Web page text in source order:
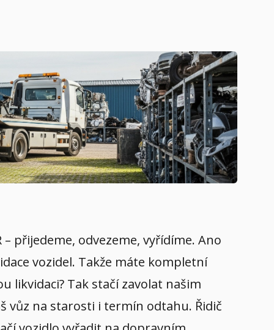
– přijedeme, odvezeme, vyřídíme. Ano
vozidel. Takže máte kompletní
likvidaci? Tak stačí zavolat našim
vůz na starosti i termín odtahu. Řidič